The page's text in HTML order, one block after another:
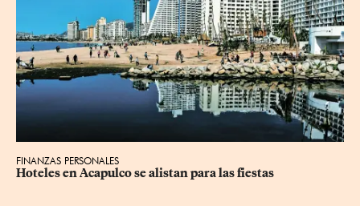
FINANZAS PERSONALES
Hoteles en Acapulco se alistan para las fiestas